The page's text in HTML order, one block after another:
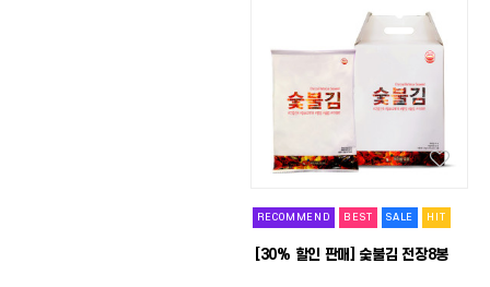
RECOMMEND BEST SALE HIT
[30% 할인 판매] 숯불김 전장8봉